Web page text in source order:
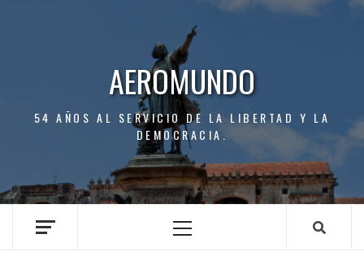
AEROMUNDO
54 AÑOS AL SERVICIO DE LA LIBERTAD Y LA
DEMOCRACIA.
Menú